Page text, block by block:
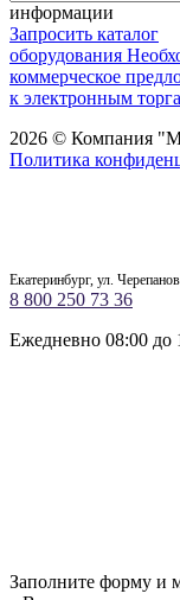
информации
Запросить каталог
оборудования
коммерческое
к электронным
2026 © Компания
Политика
Екатеринбург, ул.
8 800 250 73 36
Ежедневно 08:00 до
Заполните форму и